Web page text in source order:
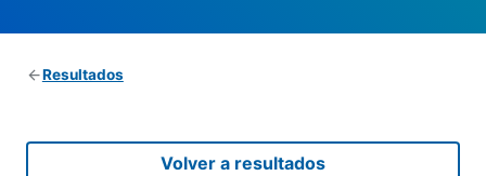
Resultados
Volver a resultados